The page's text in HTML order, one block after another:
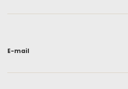
E-mail